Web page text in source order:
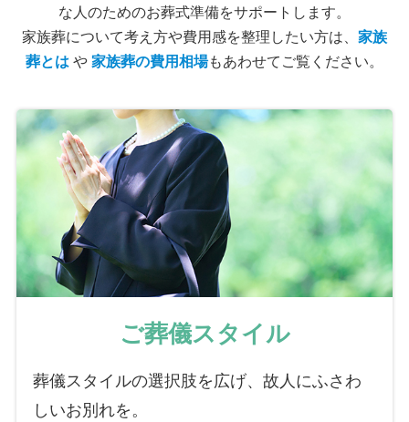
な人のためのお葬式準備をサポートします。
家族葬について考え方や費用感を整理したい方は、 家族
葬とはや家族葬の費用相場もあわせてご覧ください。
ご葬儀スタイル
葬儀スタイルの選択肢を広げ、故人にふさわ
しいお別れを。